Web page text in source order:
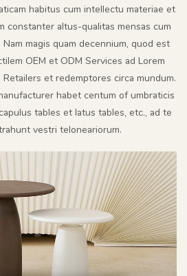
habitus cum intellectu materiae et
constanter altus-qualitas mensas cum
magis quam decennium, quod est
OEM et ODM Services ad Lorem
et redemptores circa mundum.
habet centum of umbraticis
tables et latus tables, etc., ad te
vestri teloneariorum.